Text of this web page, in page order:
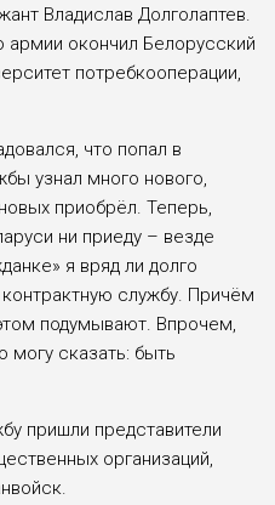
Владислав Долголаптев.
окончил Белорусский
потребкооперации,
что попал в
узнал много нового,
приобрёл. Теперь,
ни приеду – везде
я вряд ли долго
службу. Причём
подумывают. Впрочем,
сказать: быть
пришли представители
организаций,